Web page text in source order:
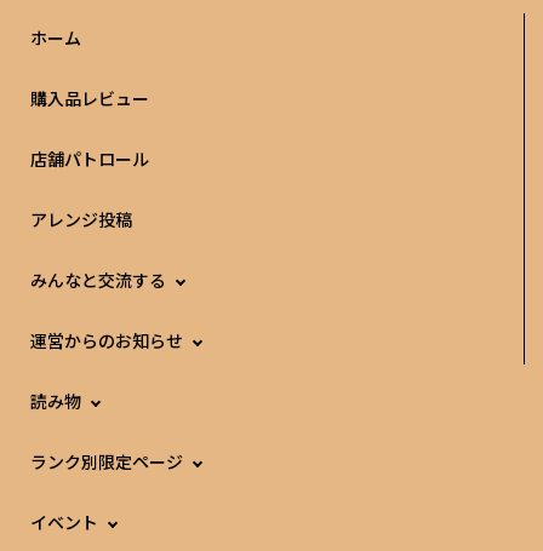
ホーム
購入品レビュー
店舗パトロール
アレンジ投稿
みんなと交流する
運営からのお知らせ
読み物
ランク別限定ページ
イベント